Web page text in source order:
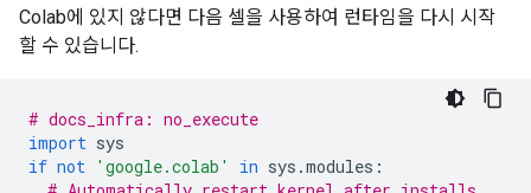
Colab에 있지 않다면 다음 셀을 사용하여 런타임을 다시 시작
할 수 있습니다.
# docs_infra: no_execute
import sys
if not 'google.colab' in sys .modules :